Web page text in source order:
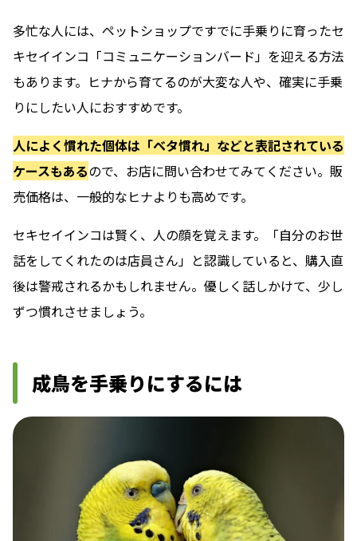
多忙な人には、ペットショップですでに手乗りに育ったセ
キセイインコ「コミュニケーションバード」を迎える方法
もあります。ヒナから育てるのが大変な人や、確実に手乗
りにしたい人におすすめです。
人によく慣れた個体は「ベタ慣れ」などと表記されている
ケースもあるので、お店に問い合わせてみてください。販
売価格は、一般的なヒナよりも高めです。
セキセイインコは賢く、人の顔を覚えます。「自分のお世
話をしてくれたのは店員さん」と認識していると、購入直
後は警戒されるかもしれません。優しく話しかけて、少し
ずつ慣れさせましょう。
成鳥を手乗りにするには